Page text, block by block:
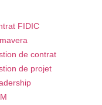
FIDIC
de contrat
de projet